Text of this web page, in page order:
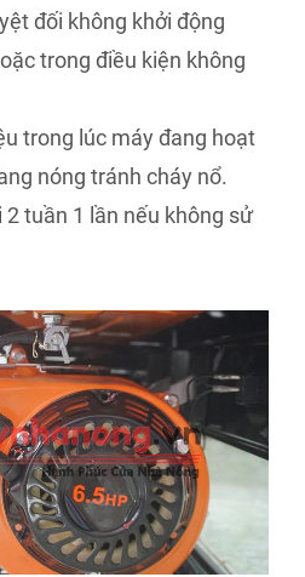
đối không khởi động
trong điều kiện không
trong lúc máy đang hoạt
nóng tránh cháy nổ.
tuần 1 lần nếu không sử